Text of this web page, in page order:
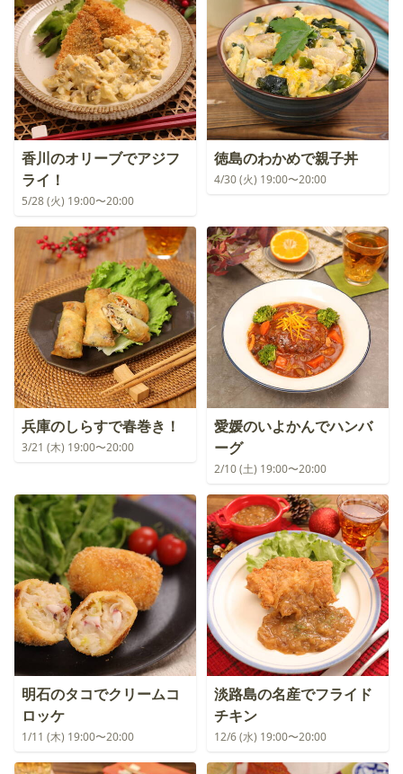
香川のオリーブでアジフ
ライ！
5/28 (火) 19:00〜20:00
徳島のわかめで親子丼
4/30 (火) 19:00〜20:00
兵庫のしらすで春巻き！
3/21 (木) 19:00〜20:00
愛媛のいよかんでハンバ
ーグ
2/10 (土) 19:00〜20:00
明石のタコでクリームコ
ロッケ
1/11 (木) 19:00〜20:00
淡路島の名産でフライド
チキン
12/6 (水) 19:00〜20:00